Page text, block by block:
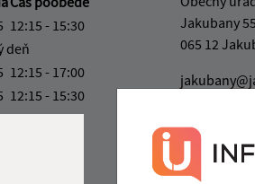
12:15 - 15:30
deň
12:15 - 17:00
12:15 - 15:30
Jakubany
065 12
+421 524
IČO: